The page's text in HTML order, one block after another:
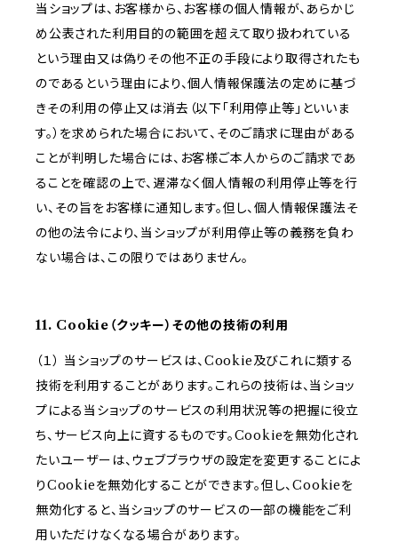
当ショップは、お客様から、お客様の個人情報が、あらかじ
め公表された利用目的の範囲を超えて取り扱われている
という理由又は偽りその他不正の手段により取得されたも
のであるという理由により、個人情報保護法の定めに基づ
きその利用の停止又は消去（以下「利用停止等」といいま
す。）を求められた場合において、そのご請求に理由がある
ことが判明した場合には、お客様ご本人からのご請求であ
ることを確認の上で、遅滞なく個人情報の利用停止等を行
い、その旨をお客様に通知します。但し、個人情報保護法そ
の他の法令により、当ショップが利用停止等の義務を負わ
ない場合は、この限りではありません。
11. Cookie（クッキー）その他の技術の利用
（１） 当ショップのサービスは、Cookie及びこれに類する
技術を利用することがあります。これらの技術は、当ショッ
プによる当ショップのサービスの利用状況等の把握に役立
ち、サービス向上に資するものです。Cookieを無効化され
たいユーザーは、ウェブブラウザの設定を変更することによ
りCookieを無効化することができます。但し、Cookieを
無効化すると、当ショップのサービスの一部の機能をご利
用いただけなくなる場合があります。